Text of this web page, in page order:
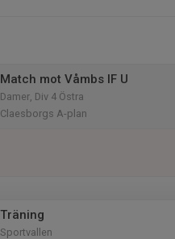
Match mot Våmbs IF U
Damer, Div 4 Östra
Claesborgs A-plan
Träning
Sportvallen